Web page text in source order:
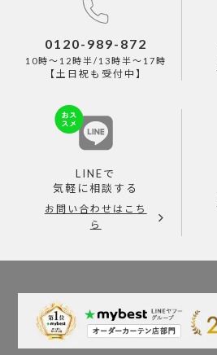
0120-989-872
10時～12時半/13時半～17時
【土日祝も受付中】
LINEで
気軽に相談する
お問い合わせはこち
ら